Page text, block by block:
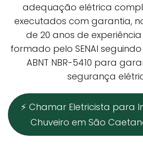
adequação elétrica
executados com garantia,
de 20 anos de
formado pelo SENAI
ABNT NBR-5410 para
segurança
⚡ Chamar Eletricista para
Chuveiro em São